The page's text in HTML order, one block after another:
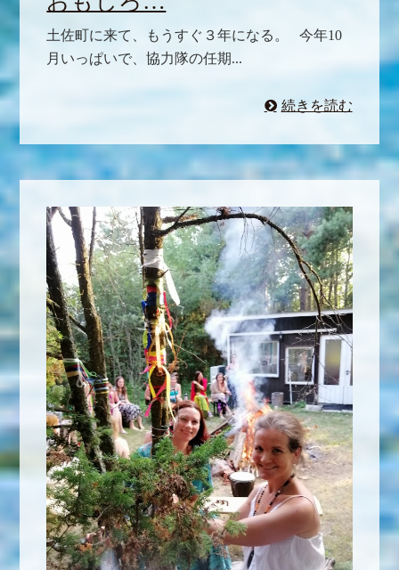
土佐町に来て、もうすぐ３年になる。 今年10
月いっぱいで、協力隊の任期...
続きを読む